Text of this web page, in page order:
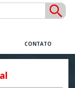
CONTATO